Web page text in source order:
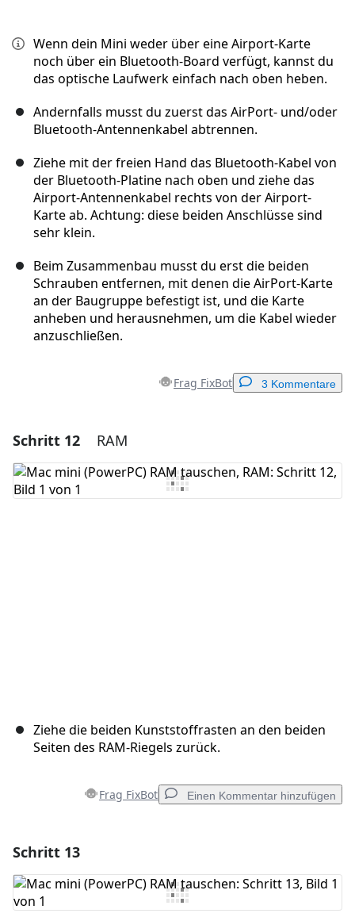
Wenn dein Mini weder über eine Airport-Karte
noch über ein Bluetooth-Board verfügt, kannst du
das optische Laufwerk einfach nach oben heben.
Andernfalls musst du zuerst das AirPort- und/oder
Bluetooth-Antennenkabel abtrennen.
Ziehe mit der freien Hand das Bluetooth-Kabel von
der Bluetooth-Platine nach oben und ziehe das
Airport-Antennenkabel rechts von der Airport-
Karte ab. Achtung: diese beiden Anschlüsse sind
sehr klein.
Beim Zusammenbau musst du erst die beiden
Schrauben entfernen, mit denen die AirPort-Karte
an der Baugruppe befestigt ist, und die Karte
anheben und herausnehmen, um die Kabel wieder
anzuschließen.
Frag FixBot 3 Kommentare
Einen Kommentar hinzufügen
Kommentar hinzufügen
Schritt 12 RAM
Ziehe die beiden Kunststoffrasten an den beiden
Seiten des RAM-Riegels zurück.
Frag FixBot Einen Kommentar hinzufügen
Kommentar hinzufügen
Schritt 13